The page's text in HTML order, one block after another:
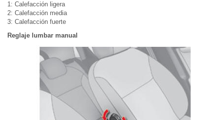
1: Calefacción ligera
2: Calefacción media
3: Calefacción fuerte
Reglaje lumbar manual